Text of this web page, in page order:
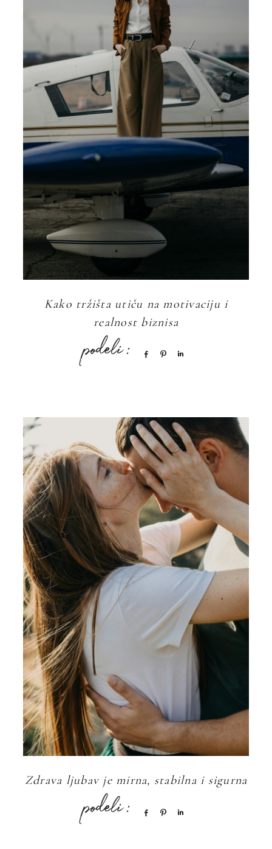
Kako tržišta utiču na motivaciju i
realnost biznisa
Share Pin
Zdrava ljubav je mirna, stabilna i sigurna
Share Pin